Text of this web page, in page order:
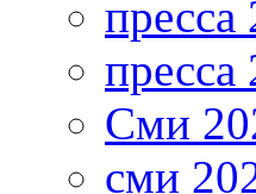
пресса
пресса
Сми
сми